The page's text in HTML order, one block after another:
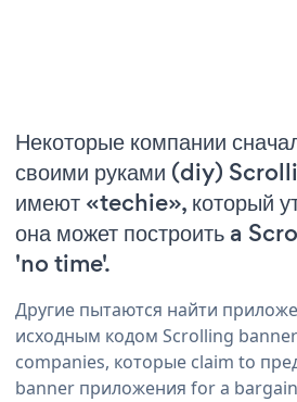
Некоторые компании
своими руками (diy)
имеют «techie», который
она может построить a
'no time'.
Другие пытаются найти
исходным кодом Scrolling
companies, которые claim to
banner приложения for a